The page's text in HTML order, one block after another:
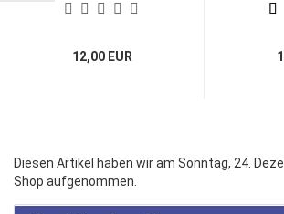
12,00 EUR
Diesen Artikel haben wir am Sonntag, 24.
Shop aufgenommen.